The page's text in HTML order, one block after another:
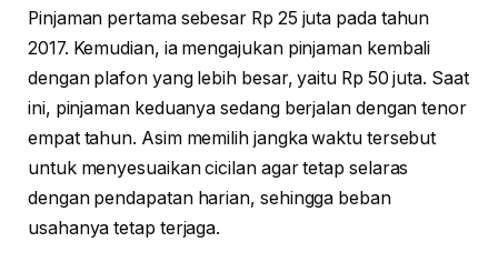
Pinjaman pertama sebesar Rp 25 juta pada tahun
2017. Kemudian, ia mengajukan pinjaman kembali
dengan plafon yang lebih besar, yaitu Rp 50 juta. Saat
ini, pinjaman keduanya sedang berjalan dengan tenor
empat tahun. Asim memilih jangka waktu tersebut
untuk menyesuaikan cicilan agar tetap selaras
dengan pendapatan harian, sehingga beban
usahanya tetap terjaga.